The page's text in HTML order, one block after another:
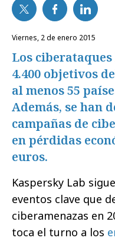
viernes, 2 de enero 2015
Los
4.400 objetivos
al menos 55
Además, se han
campañas de
en pérdidas
euros.
Kaspersky Lab
eventos clave que
ciberamenazas en
toca el turno a los